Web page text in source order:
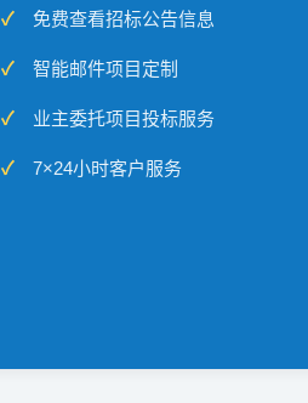
免费查看招标公告信息
智能邮件项目定制
业主委托项目投标服务
7×24小时客户服务